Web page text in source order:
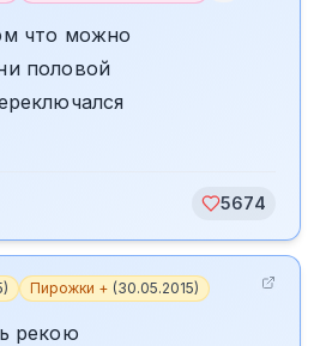
что можно
половой
5674
) Пирожки + (30.05.2015)
рекою